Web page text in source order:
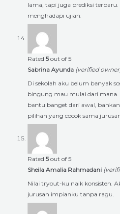
lama, tapi juga prediksi
menghadapi ujian.
Rated 5out of 5
Sabrina Ayunda (verified
Di sekolah aku belum banyak
bingung mau mulai dari
bantu banget dari awal,
pilihan yang cocok sama
Rated 5out of 5
Sheila Amalia Rahmadani
Nilai tryout-ku naik konsisten.
jurusan impianku tanpa ragu.